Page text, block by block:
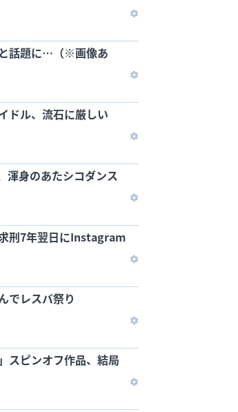
話題に…（※画像あ
ドル、流石に厳しい
渾身のあたシコダンス
刑7年翌日にInstagram
でレスバ祭り
スピンオフ作品、結局